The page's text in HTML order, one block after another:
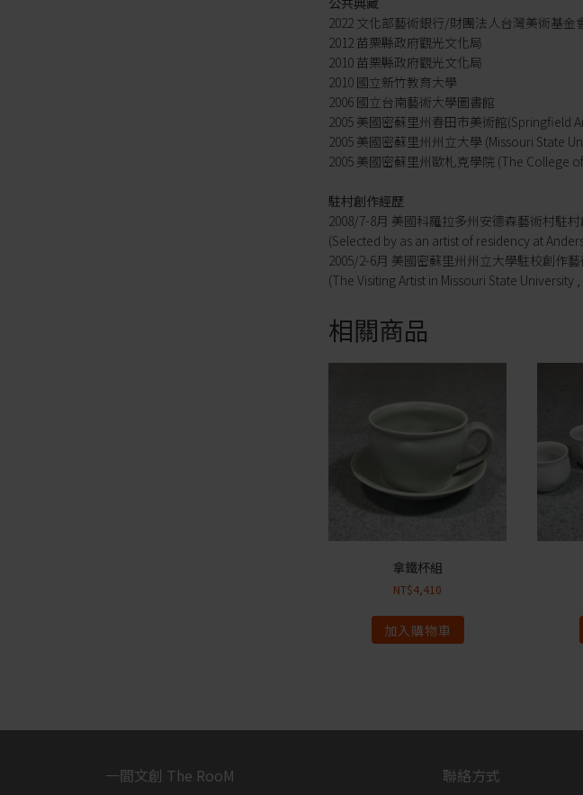
2022 文化部藝術銀行/財團法人台灣美術基金
2012 苗栗縣政府觀光文化局
2010 苗栗縣政府觀光文化局
2010 國立新竹教育大學
2006 國立台南藝術大學圖書館
2005 美國密蘇里州春田市美術館(Springfield
2005 美國密蘇里州州立大學 (Missouri State
2005 美國密蘇里州歐札克學院 (The College
駐村創作經歷
2008/7-8月 美國科羅拉多州安德森藝術村駐
(Selected by as an artist of residency at
2005/2-6月 美國密蘇里州州立大學駐校創作
(The Visiting Artist in Missouri State University
相關商品
拿鐵杯組
NT$4,410
加入購物車
一間文創 The RooM 聯絡方式